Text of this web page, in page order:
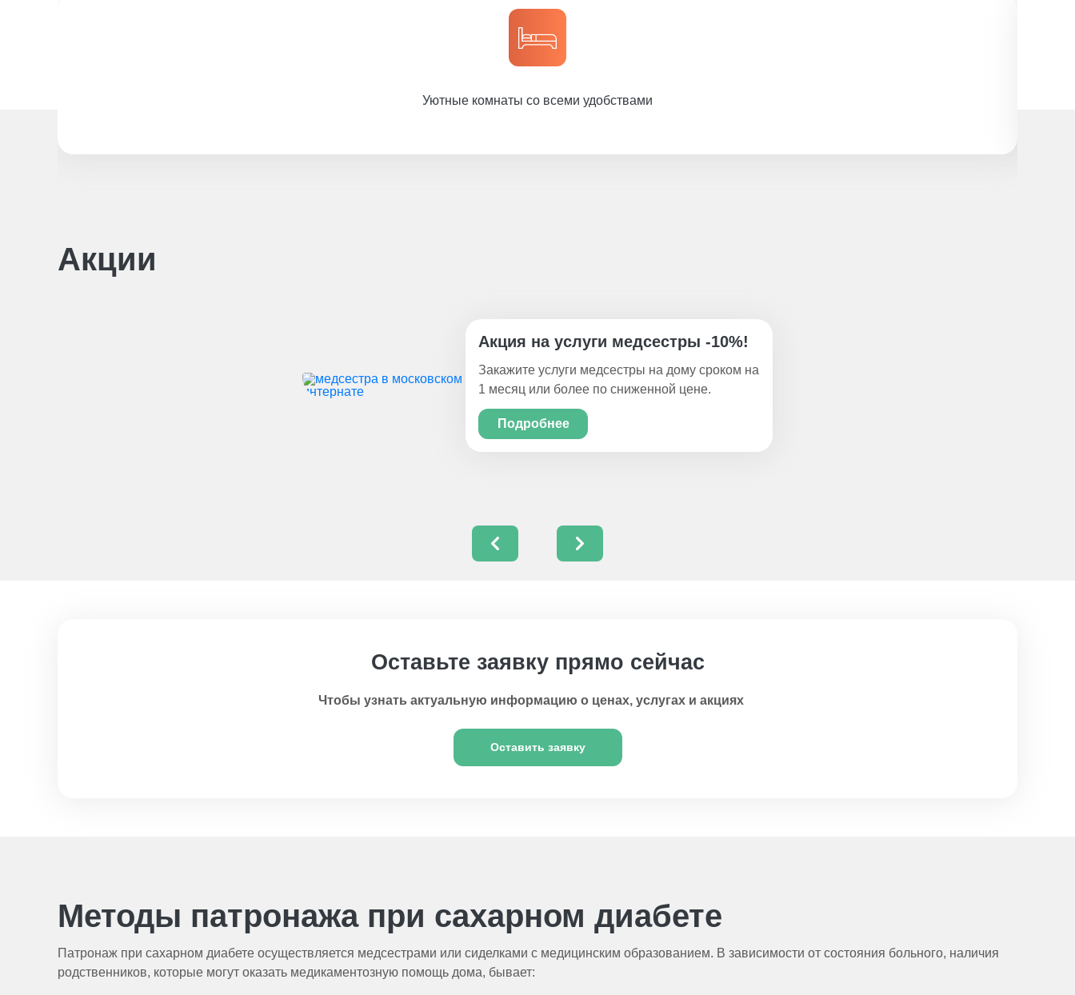
Уютные комнаты со всеми удобствами
Акции
Акция на услуги медсестры -10%!
Закажите услуги медсестры на дому сроком на
1 месяц или более по сниженной цене.
Подробнее
Оставьте заявку прямо сейчас
Чтобы узнать актуальную информацию о ценах, услугах и акциях
Оставить заявку
Методы патронажа при сахарном диабете
Патронаж при сахарном диабете осуществляется медсестрами или сиделками с медицинским образованием. В зависимости от состояния больного, наличия
родственников, которые могут оказать медикаментозную помощь дома, бывает: